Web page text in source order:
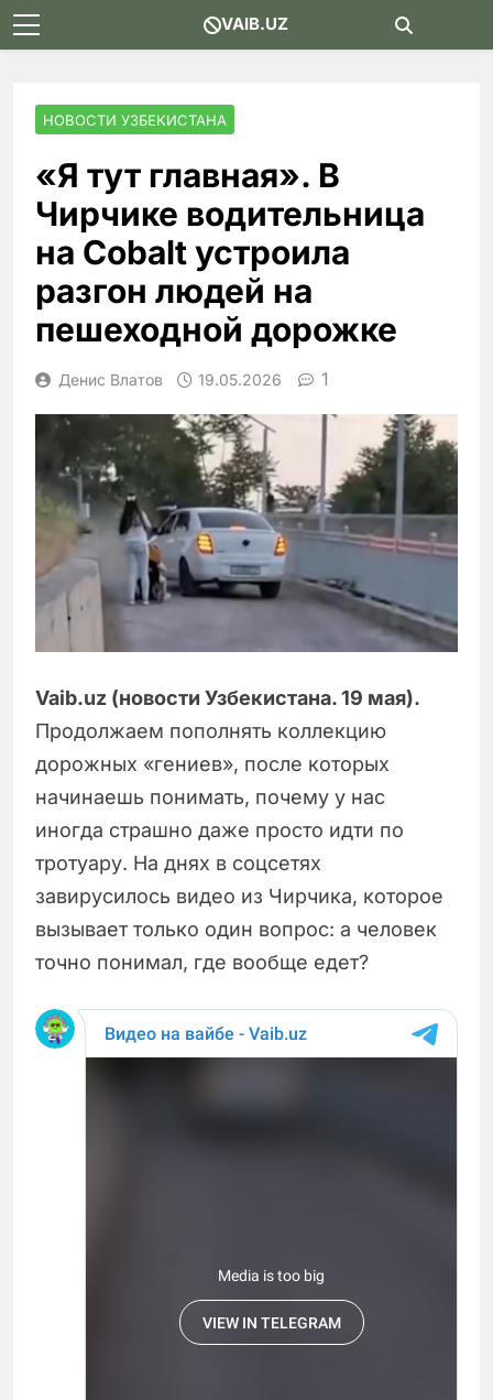
Skip
to
VAIB.UZ
НОВОСТИ УЗБЕКИСТАНА
«Я тут главная». В
Чирчике водительница
на Cobalt устроила
разгон людей на
пешеходной дорожке
Денис Влатов 19.05.2026 1
Vaib.uz (новости Узбекистана. 19 мая).
Продолжаем пополнять коллекцию
дорожных «гениев», после которых
начинаешь понимать, почему у нас
иногда страшно даже просто идти по
тротуару. На днях в соцсетях
завирусилось видео из Чирчика, которое
вызывает только один вопрос: а человек
точно понимал, где вообще едет?